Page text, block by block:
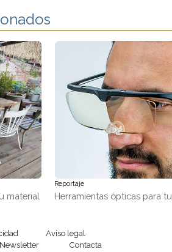
material
Reportaje
Herramientas ópticas para
Aviso legal
Newsletter Contacta